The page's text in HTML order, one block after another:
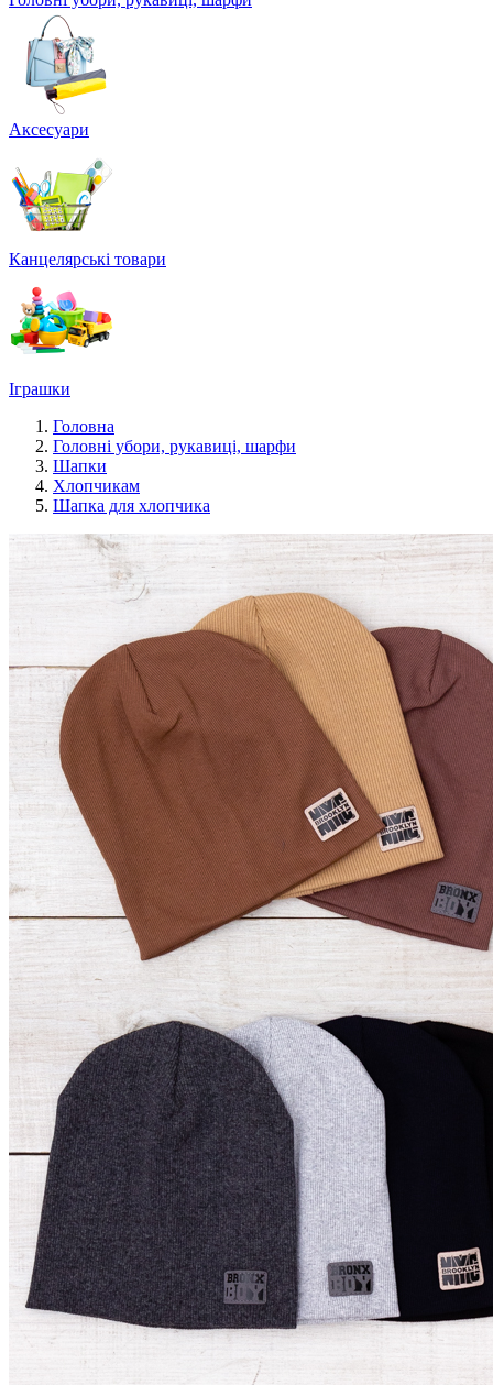
Аксесуари
Канцелярські товари
Іграшки
Головна
Головні убори, рукавиці, шарфи
Шапки
Хлопчикам
Шапка для хлопчика